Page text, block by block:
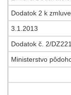
Dodatok 2 k
3.1.2013
Dodatok č. 2/
Ministerstvo